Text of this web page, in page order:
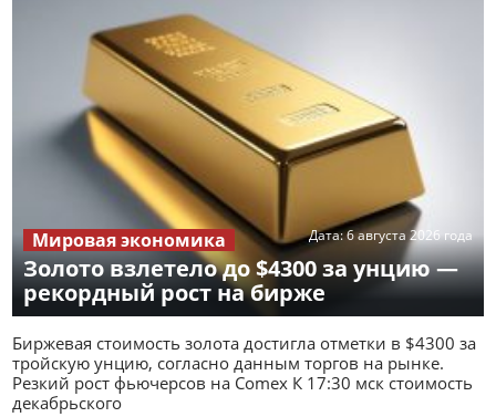
Золото взлетело до $4300 за унцию —
рекордный рост на бирже
Дата:6 августа 2026 года
Мировая экономика
Биржевая стоимость золота достигла отметки в $4300 за
тройскую унцию, согласно данным торгов на рынке.
Резкий рост фьючерсов на Comex К 17:30 мск стоимость
декабрьского